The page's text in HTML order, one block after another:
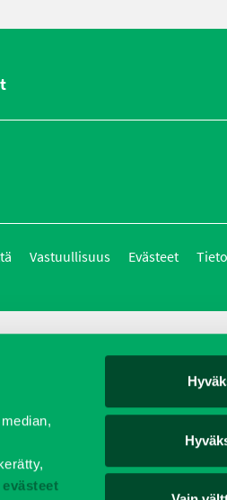
evästeet
Vastuullisuus Evästeet